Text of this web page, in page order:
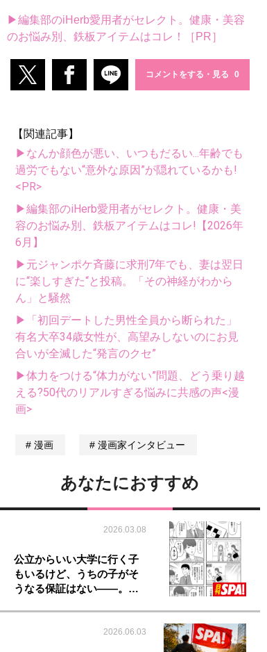
▶編集部のiHerb愛用者がセレクト。健康・美容
のお悩み別、鉄板アイテムはコレ！［PR］
コメントをする・見る
【関連記事】
▶なんか顔色が悪い、いつもだるい...年齢でも
過労でもない“意外な原因”が隠れているかも!
<PR>
▶編集部のiHerb愛用者がセレクト。健康・美
容のお悩み別、鉄板アイテムはコレ!【2026年
6月】
▶元ジャンポケ斉藤に求刑7年でも、妻は翌日
に“楽しすぎた“と投稿。「その神経がわから
ん」と騒然
▶「初回デートした男性全員から断られた」
有名大卒34歳女性が、高望みしないのにお見
合いが全滅した“発言のクセ”
▶体力をつける“体力がない”問題、どう乗り越
える?50代のリアルすぎる悩みに共感の声<漫
画>
漫画 漫画家インタビュー
あなたにおすすめ
2026.03.08
公立からいい大学に行く子
もいるけど、うちの子がそ
うなる保証はない――。…
2026.06.03